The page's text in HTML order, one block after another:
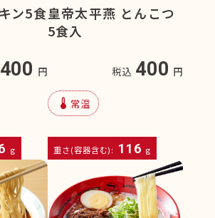
ン5食
400 円
g
皇帝太平燕 とんこつ
5食入
税込 400 円
device_thermostat 常温
重さ(容器含む): 116 g